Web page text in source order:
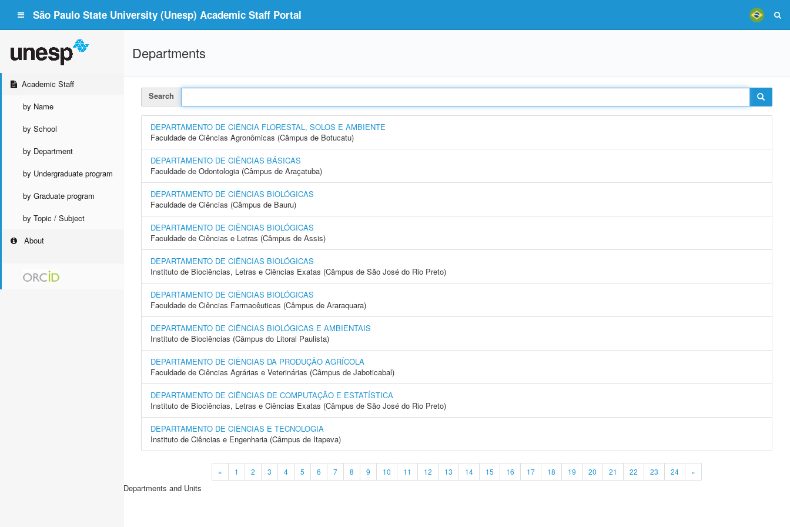
São Paulo State University (Unesp) Academic Staff Portal
Academic Staff
by Name
by School
by Department
by Undergraduate program
by Graduate program
by Topic / Subject
About
Departments
Search
DEPARTAMENTO DE CIÊNCIA FLORESTAL, SOLOS E AMBIENTE
Faculdade de Ciências Agronômicas (Câmpus de Botucatu)
DEPARTAMENTO DE CIÊNCIAS BÁSICAS
Faculdade de Odontologia (Câmpus de Araçatuba)
DEPARTAMENTO DE CIÊNCIAS BIOLÓGICAS
Faculdade de Ciências (Câmpus de Bauru)
DEPARTAMENTO DE CIÊNCIAS BIOLÓGICAS
Faculdade de Ciências e Letras (Câmpus de Assis)
DEPARTAMENTO DE CIÊNCIAS BIOLÓGICAS
Instituto de Biociências, Letras e Ciências Exatas (Câmpus de São José do Rio Preto)
DEPARTAMENTO DE CIÊNCIAS BIOLÓGICAS
Faculdade de Ciências Farmacêuticas (Câmpus de Araraquara)
DEPARTAMENTO DE CIÊNCIAS BIOLÓGICAS E AMBIENTAIS
Instituto de Biociências (Câmpus do Litoral Paulista)
DEPARTAMENTO DE CIÊNCIAS DA PRODUÇÃO AGRÍCOLA
Faculdade de Ciências Agrárias e Veterinárias (Câmpus de Jaboticabal)
DEPARTAMENTO DE CIÊNCIAS DE COMPUTAÇÃO E ESTATÍSTICA
Instituto de Biociências, Letras e Ciências Exatas (Câmpus de São José do Rio Preto)
DEPARTAMENTO DE CIÊNCIAS E TECNOLOGIA
Instituto de Ciências e Engenharia (Câmpus de Itapeva)
« 1 2 3 4 5 6 7 8 9 10 11 12 13 14 15 16 17 18 19 20 21 22 23 24 »
Departments and Units